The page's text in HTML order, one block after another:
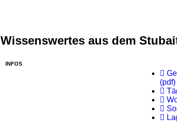
Wissenswertes aus dem
INFOS
(pdf)